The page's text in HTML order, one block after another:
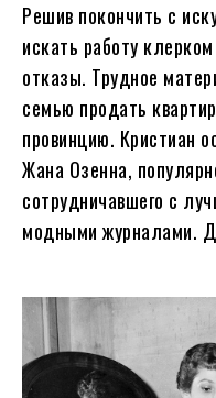
Решив покончить с
искать работу
отказы. Трудное
семью продать
провинцию. Кристиан
Жана Озенна,
сотрудничавшего с
модными журналами.